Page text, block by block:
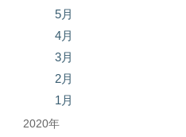
5月
4月
3月
2月
1月
2020年